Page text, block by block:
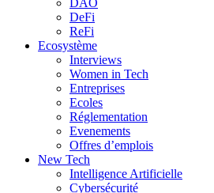
DAO
DeFi
ReFi
Ecosystème
Interviews
Women in Tech
Entreprises
Ecoles
Réglementation
Evenements
Offres d’emplois
New Tech
Intelligence Artificielle
Cybersécurité